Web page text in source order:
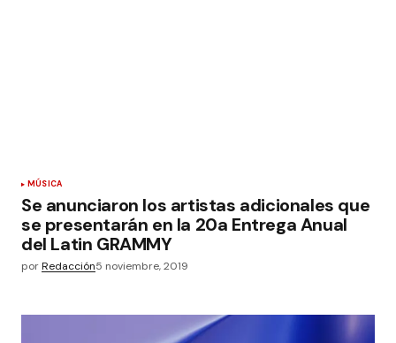
MÚSICA
Se anunciaron los artistas adicionales que
se presentarán en la 20a Entrega Anual
del Latin GRAMMY
porRedacción5 noviembre, 2019